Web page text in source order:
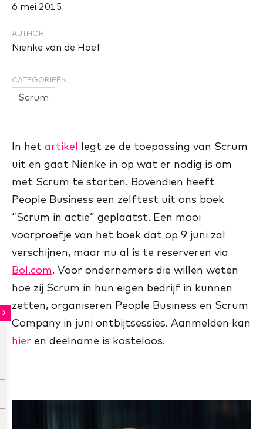
6 mei 2015
AUTHOR
Nienke van de Hoef
CATEGORIEËN
Scrum
In het artikel legt ze de toepassing van Scrum
uit en gaat Nienke in op wat er nodig is om
met Scrum te starten. Bovendien heeft
People Business een zelftest uit ons boek
“Scrum in actie” geplaatst. Een mooi
voorproefje van het boek dat op 9 juni zal
verschijnen, maar nu al is te reserveren via
Bol.com. Voor ondernemers die willen weten
hoe zij Scrum in hun eigen bedrijf in kunnen
zetten, organiseren People Business en Scrum
Company in juni ontbijtsessies. Aanmelden kan
hier en deelname is kosteloos.